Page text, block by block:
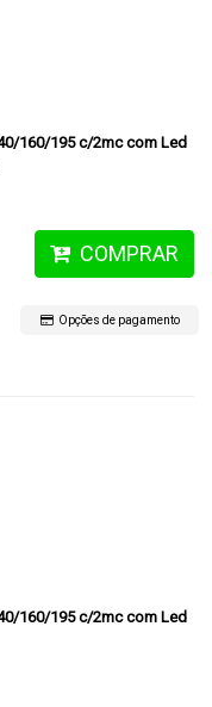
160/195 c/2mc com Led
COMPRAR
Opções de pagamento
160/195 c/2mc com Led